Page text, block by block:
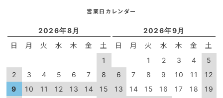
営業日カレンダー
2026年8月
日 月 火 水 木 金 土
1
2
3 4 5 6 7
8
9
10 11 12 13 14
15
2026年9月
日 月 火 水 木 金 土
1 2 3 4
5
6
7 8 9 10 11
12
13
14 15 16 17 18
19